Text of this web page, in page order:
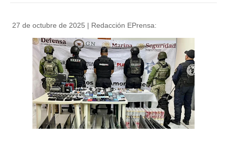
27 de octubre de 2025 | Redacción EPrensa: